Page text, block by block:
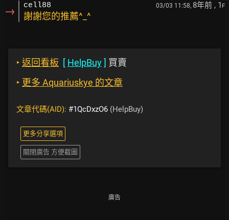
→ cell88 03/03 11:58, 8年前 , 1 F
謝謝您的推薦^_^
‣ 返回看板 [ HelpBuy] 買賣
‣ 更多 Aquariuskye 的文章
文章代碼(AID): #1QcDxzO6 (HelpBuy)
更多分享選項
關閉廣告 方便截圖
廣告